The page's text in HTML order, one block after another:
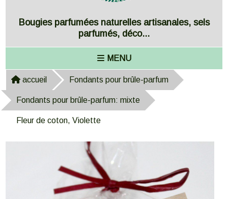
Bougies parfumées naturelles artisanales, sels
parfumés, déco...
MENU
accueil Fondants pour brûle-parfum
Fondants pour brûle-parfum: mixte
Fleur de coton, Violette